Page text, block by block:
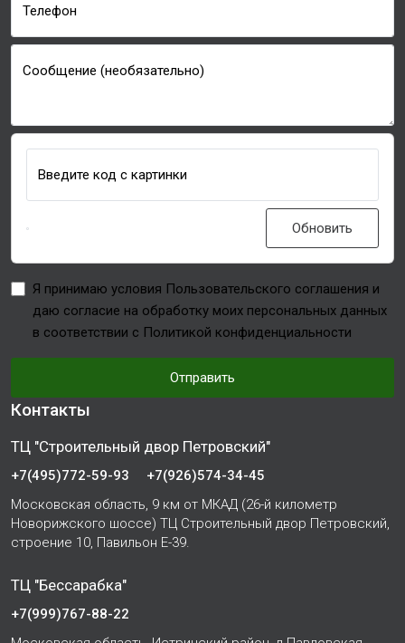
Телефон
Сообщение (необязательно)
Введите код с картинки
Обновить
Я принимаю условия Пользовательского соглашения и
даю согласие на обработку моих персональных данных
в соответствии с Политикой конфиденциальности
Отправить
Контакты
ТЦ "Строительный двор Петровский"
+7(495)772-59-93
+7(926)574-34-45
Московская область, 9 км от МКАД (26-й километр
Новорижского шоссе) ТЦ Строительный двор Петровский,
строение 10, Павильон Е-39.
ТЦ "Бессарабка"
+7(999)767-88-22